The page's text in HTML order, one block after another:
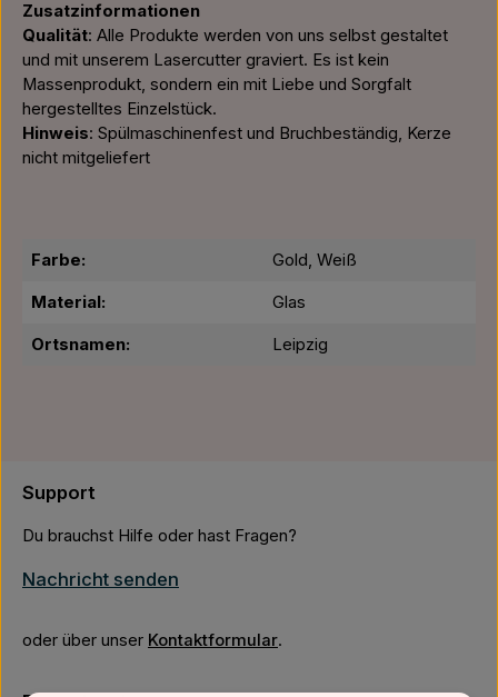
Zusatzinformationen
Qualität: Alle Produkte werden von uns selbst gestaltet
und mit unserem Lasercutter graviert. Es ist kein
Massenprodukt, sondern ein mit Liebe und Sorgfalt
hergestelltes Einzelstück.
Hinweis: Spülmaschinenfest und Bruchbeständig, Kerze
nicht mitgeliefert
Farbe: Gold, Weiß
Material: Glas
Ortsnamen: Leipzig
Support
Du brauchst Hilfe oder hast Fragen?
Nachricht senden
oder über unser Kontaktformular.